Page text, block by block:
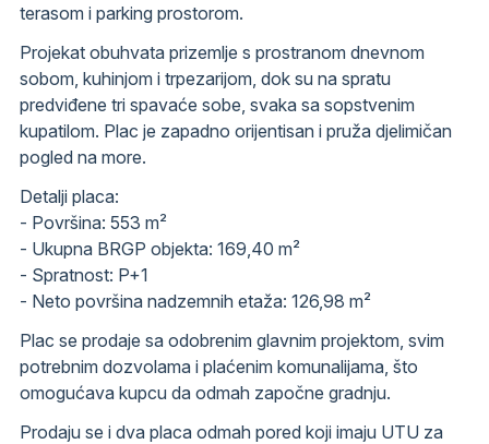
terasom i parking prostorom.
Projekat obuhvata prizemlje s prostranom dnevnom
sobom, kuhinjom i trpezarijom, dok su na spratu
predviđene tri spavaće sobe, svaka sa sopstvenim
kupatilom. Plac je zapadno orijentisan i pruža djelimičan
pogled na more.
Detalji placa:
- Površina: 553 m²
- Ukupna BRGP objekta: 169,40 m²
- Spratnost: P+1
- Neto površina nadzemnih etaža: 126,98 m²
Plac se prodaje sa odobrenim glavnim projektom, svim
potrebnim dozvolama i plaćenim komunalijama, što
omogućava kupcu da odmah započne gradnju.
Prodaju se i dva placa odmah pored koji imaju UTU za